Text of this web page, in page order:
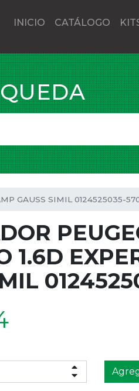
INICIO CATÁLOGO
GAUSS SIMIL 0124525035-
1.6D